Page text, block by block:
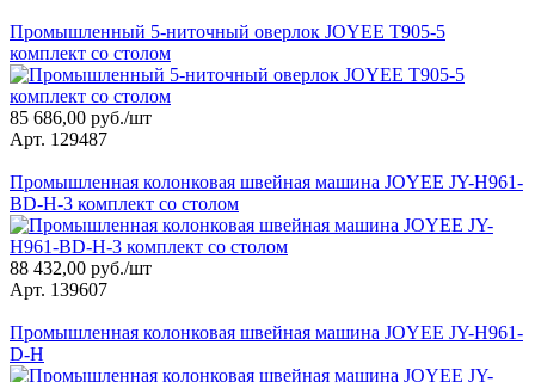
Промышленный 5-ниточный оверлок JOYEE Т905-5
комплект со столом
85 686,00 руб./шт
Арт. 129487
Промышленная колонковая швейная машина JOYEE JY-H961-
BD-H-3 комплект со столом
88 432,00 руб./шт
Арт. 139607
Промышленная колонковая швейная машина JOYEE JY-H961-
D-H